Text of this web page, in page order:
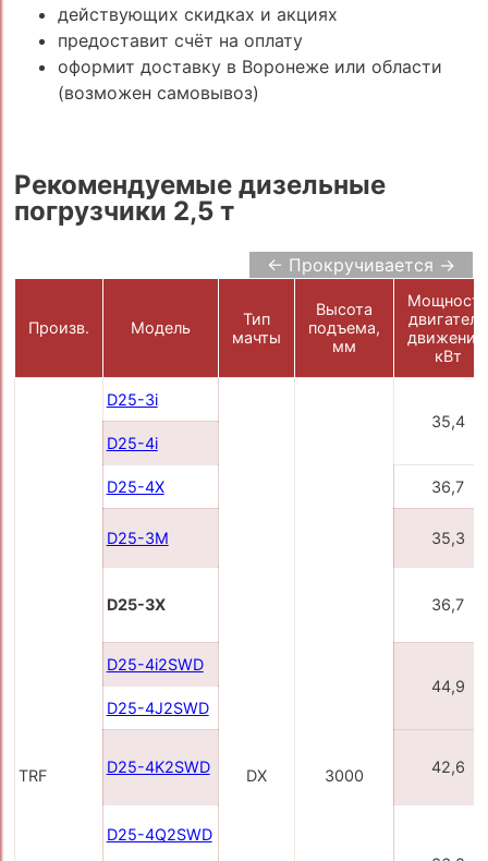
действующих скидках и акциях
предоставит счёт на оплату
оформит доставку в Воронеже или области
(возможен самовывоз)
Рекомендуемые дизельные
погрузчики 2,5 т
← Прокручивается →
Произв. Модель
Тип
мачты
Высота
подъема,
мм
Мощность
двигателя
движения,
кВт
TRF
D25-3i
DX 3000
35,4
D25-4i
D25-4X 36,7
D25-3M 35,3
D25-3X 36,7
D25-4i2SWD
44,9
D25-4J2SWD
D25-4K2SWD 42,6
D25-4Q2SWD